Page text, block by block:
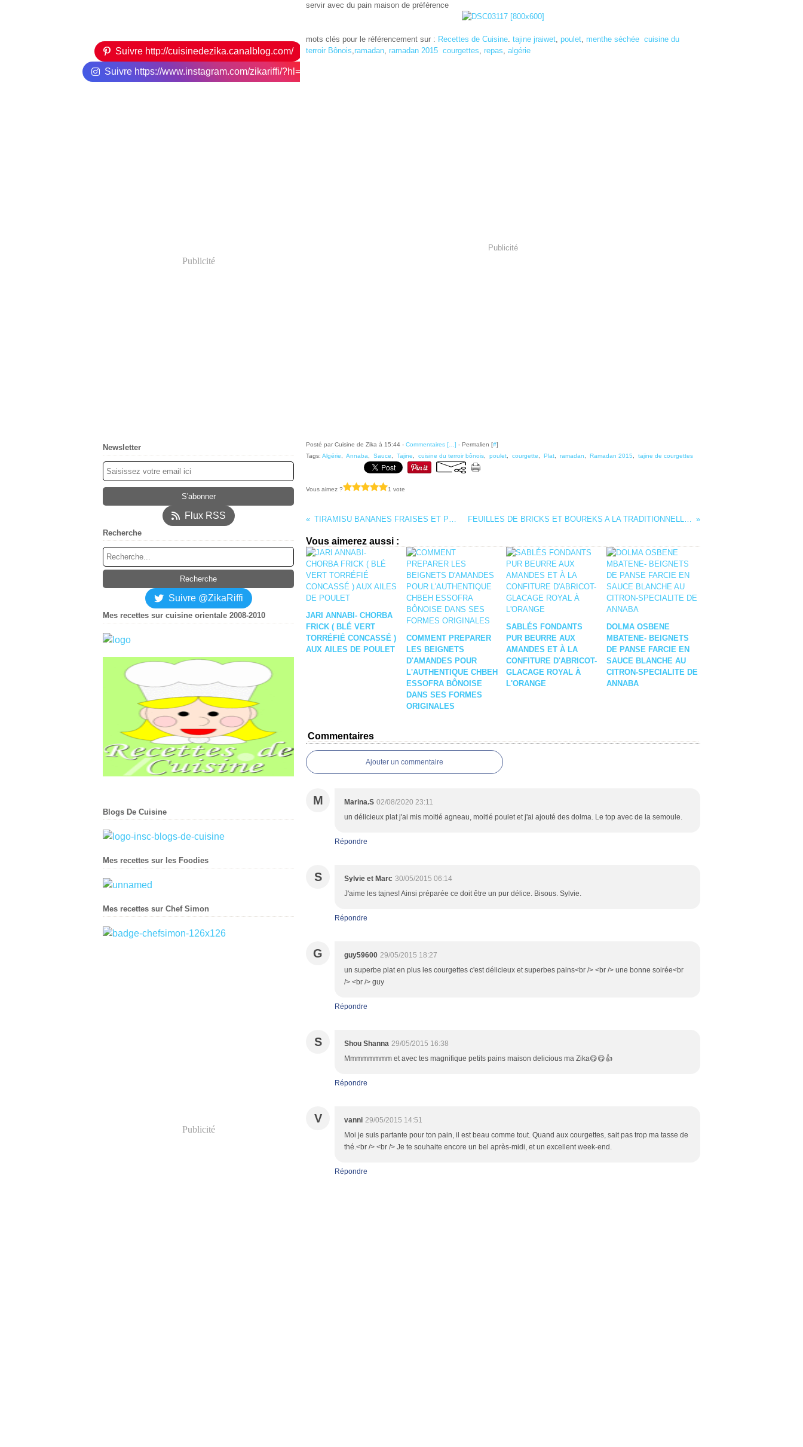
Suivre http://cuisinedezika.canalblog.com/
Suivre https://www.instagram.com/zikariffi/?hl=fr
Publicité
Newsletter
Flux RSS
Recherche
Suivre @ZikaRiffi
Mes recettes sur cuisine orientale 2008-2010
Blogs De Cuisine
Mes recettes sur les Foodies
Mes recettes sur Chef Simon
Publicité
servir avec du pain maison de préférence
mots clés pour le référencement sur : Recettes de Cuisine. tajine jraiwet, poulet, menthe séchée cuisine du
terroir Bônois,ramadan, ramadan 2015 courgettes, repas, algérie
Publicité
Posté par Cuisine de Zika à 15:44 - Commentaires [ ] - Permalien [#]
Tags: Algérie Annaba Sauce Tajine cuisine du terroir bônois poulet courgette Plat ramadan Ramadan 2015 tajine de courgettes
Vous aimez ? 1 vote
TIRAMISU BANANES FRAISES ET PETITS SUISSES FEUILLES DE BRICKS ET BOUREKS A LA TRADITIONNELLE / TERROIR BÔNOIS
Vous aimerez aussi :
JARI ANNABI- CHORBA
FRICK ( BLÉ VERT
TORRÉFIÉ CONCASSÉ )
AUX AILES DE POULET
COMMENT PREPARER
LES BEIGNETS
D'AMANDES POUR
L'AUTHENTIQUE CHBEH
ESSOFRA BÔNOISE
DANS SES FORMES
ORIGINALES
SABLÉS FONDANTS
PUR BEURRE AUX
AMANDES ET À LA
CONFITURE D'ABRICOT-
GLACAGE ROYAL À
L'ORANGE
DOLMA OSBENE
MBATENE- BEIGNETS
DE PANSE FARCIE EN
SAUCE BLANCHE AU
CITRON-SPECIALITE DE
ANNABA
Commentaires
Ajouter un commentaire
M Marina.S 02/08/2020 23:11
un délicieux plat j'ai mis moitié agneau, moitié poulet et j'ai ajouté des dolma. Le top avec de la semoule.
Répondre
S Sylvie et Marc 30/05/2015 06:14
J'aime les tajnes! Ainsi préparée ce doit être un pur délice. Bisous. Sylvie.
Répondre
G guy59600 29/05/2015 18:27
un superbe plat en plus les courgettes c'est délicieux et superbes pains<br /> <br /> une bonne soirée<br
/> <br /> guy
Répondre
S Shou Shanna 29/05/2015 16:38
Mmmmmmmm et avec tes magnifique petits pains maison delicious ma Zika😋😋👍
Répondre
V vanni 29/05/2015 14:51
Moi je suis partante pour ton pain, il est beau comme tout. Quand aux courgettes, sait pas trop ma tasse de
thé.<br /> <br /> Je te souhaite encore un bel après-midi, et un excellent week-end.
Répondre